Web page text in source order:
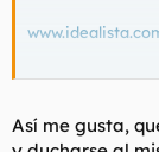
Así me gusta,